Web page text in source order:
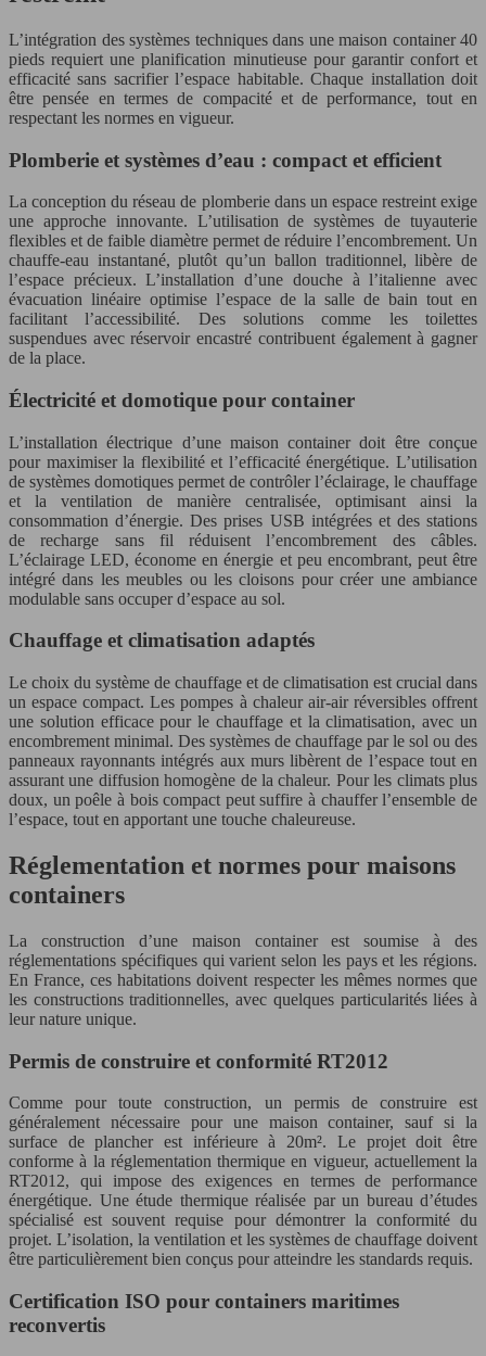
L’intégration des systèmes techniques dans une maison container 40
pieds requiert une planification minutieuse pour garantir confort et
efficacité sans sacrifier l’espace habitable. Chaque installation doit
être pensée en termes de compacité et de performance, tout en
respectant les normes en vigueur.
Plomberie et systèmes d’eau : compact et efficient
La conception du réseau de plomberie dans un espace restreint exige
une approche innovante. L’utilisation de systèmes de tuyauterie
flexibles et de faible diamètre permet de réduire l’encombrement. Un
chauffe-eau instantané, plutôt qu’un ballon traditionnel, libère de
l’espace précieux. L’installation d’une douche à l’italienne avec
évacuation linéaire optimise l’espace de la salle de bain tout en
facilitant l’accessibilité. Des solutions comme les toilettes
suspendues avec réservoir encastré contribuent également à gagner
de la place.
Électricité et domotique pour container
L’installation électrique d’une maison container doit être conçue
pour maximiser la flexibilité et l’efficacité énergétique. L’utilisation
de systèmes domotiques permet de contrôler l’éclairage, le chauffage
et la ventilation de manière centralisée, optimisant ainsi la
consommation d’énergie. Des prises USB intégrées et des stations
de recharge sans fil réduisent l’encombrement des câbles.
L’éclairage LED, économe en énergie et peu encombrant, peut être
intégré dans les meubles ou les cloisons pour créer une ambiance
modulable sans occuper d’espace au sol.
Chauffage et climatisation adaptés
Le choix du système de chauffage et de climatisation est crucial dans
un espace compact. Les pompes à chaleur air-air réversibles offrent
une solution efficace pour le chauffage et la climatisation, avec un
encombrement minimal. Des systèmes de chauffage par le sol ou des
panneaux rayonnants intégrés aux murs libèrent de l’espace tout en
assurant une diffusion homogène de la chaleur. Pour les climats plus
doux, un poêle à bois compact peut suffire à chauffer l’ensemble de
l’espace, tout en apportant une touche chaleureuse.
Réglementation et normes pour maisons
containers
La construction d’une maison container est soumise à des
réglementations spécifiques qui varient selon les pays et les régions.
En France, ces habitations doivent respecter les mêmes normes que
les constructions traditionnelles, avec quelques particularités liées à
leur nature unique.
Permis de construire et conformité RT2012
Comme pour toute construction, un permis de construire est
généralement nécessaire pour une maison container, sauf si la
surface de plancher est inférieure à 20m². Le projet doit être
conforme à la réglementation thermique en vigueur, actuellement la
RT2012, qui impose des exigences en termes de performance
énergétique. Une étude thermique réalisée par un bureau d’études
spécialisé est souvent requise pour démontrer la conformité du
projet. L’isolation, la ventilation et les systèmes de chauffage doivent
être particulièrement bien conçus pour atteindre les standards requis.
Certification ISO pour containers maritimes
reconvertis